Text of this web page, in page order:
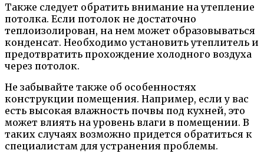
Также следует обратить внимание на утепление
потолка. Если потолок не достаточно
теплоизолирован, на нем может образовываться
конденсат. Необходимо установить утеплитель и
предотвратить прохождение холодного воздуха
через потолок.
Не забывайте также об особенностях
конструкции помещения. Например, если у вас
есть высокая влажность почвы под кухней, это
может влиять на уровень влаги в помещении. В
таких случаях возможно придется обратиться к
специалистам для устранения проблемы.